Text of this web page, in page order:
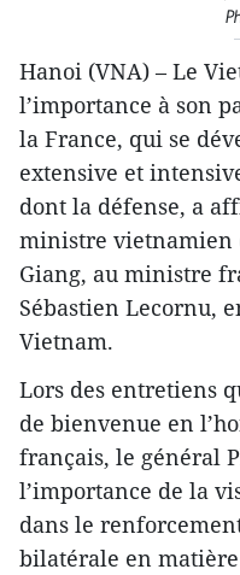
Hanoi (VNA) – Le
l’importance à son
la France, qui se
extensive et
dont la défense, a
ministre vietnamien
Giang, au ministre
Sébastien Lecornu,
Vietnam.
Lors des entretiens
de bienvenue en
français, le général
l’importance de la
dans le
bilatérale en